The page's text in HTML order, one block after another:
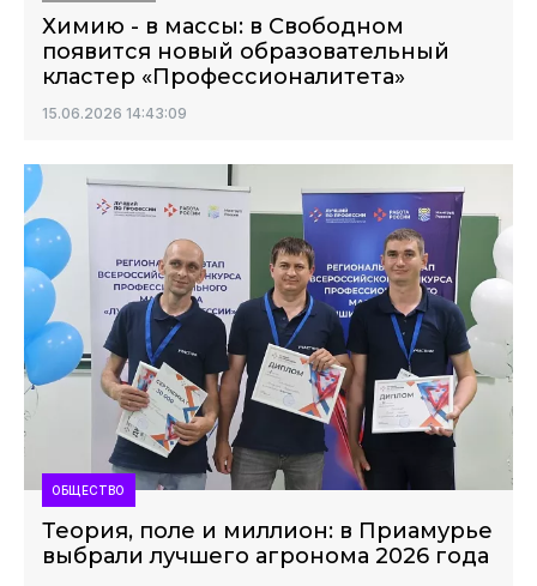
Химию - в массы: в Свободном
появится новый образовательный
кластер «Профессионалитета»
15.06.2026 14:43:09
ОБЩЕСТВО
Теория, поле и миллион: в Приамурье
выбрали лучшего агронома 2026 года